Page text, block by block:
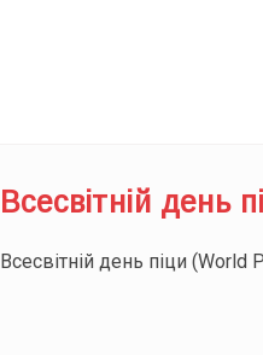
Всесвітній день
Всесвітній день піци (World